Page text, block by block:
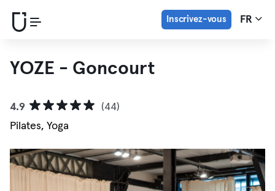
Inscrivez-vous FR
YOZE - Goncourt
4.9
(44)
Pilates, Yoga